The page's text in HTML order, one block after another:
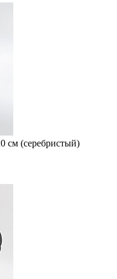
см (серебристый)